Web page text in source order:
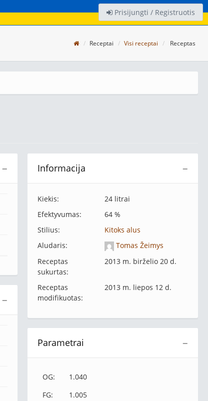
Prisijungti / Registruotis
Receptai Visi receptai Receptas
−
Informacija
Kiekis:
24 litrai
Efektyvumas:
64 %
Stilius:
Kitoks alus
Aludaris:
Tomas Žeimys
Receptas
sukurtas:
2013 m. birželio 20 d.
Receptas
modifikuotas:
2013 m. liepos 12 d.
−
Parametrai
OG:
1.040
FG:
1.005
−
−